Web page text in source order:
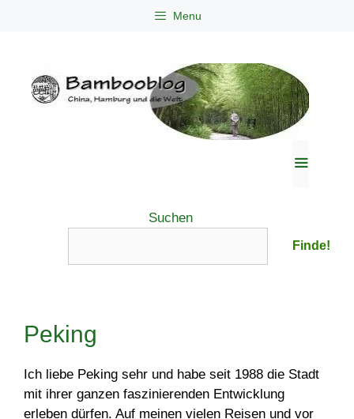
Menu
Suchen
Finde!
Peking
Ich liebe Peking sehr und habe seit 1988 die Stadt
mit ihrer ganzen faszinierenden Entwicklung
erleben dürfen. Auf meinen vielen Reisen und vor